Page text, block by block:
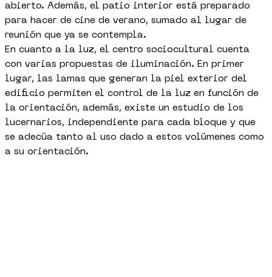
abierto. Además, el patio interior está preparado
para hacer de cine de verano, sumado al lugar de
reunión que ya se contempla.
En cuanto a la luz, el centro sociocultural cuenta
con varias propuestas de iluminación. En primer
lugar, las lamas que generan la piel exterior del
edificio permiten el control de la luz en función de
la orientación, además, existe un estudio de los
lucernarios, independiente para cada bloque y que
se adecúa tanto al uso dado a estos volúmenes como
a su orientación.